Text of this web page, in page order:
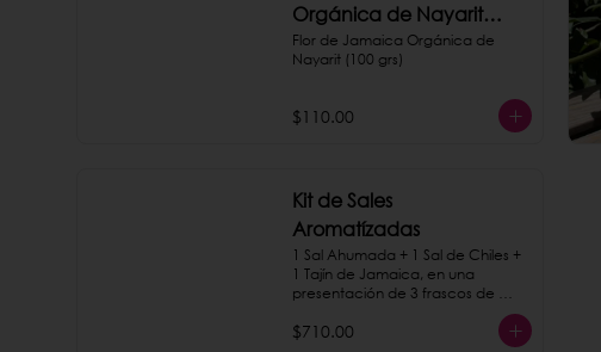
Orgánica de Nayarit
(100 grs)
Flor de Jamaica Orgánica de
Nayarit (100 grs)
$110.00
Kit de Sales
Aromatízadas
1 Sal Ahumada + 1 Sal de Chiles +
1 Tajín de Jamaica, en una
presentación de 3 frascos de
madera.
$710.00